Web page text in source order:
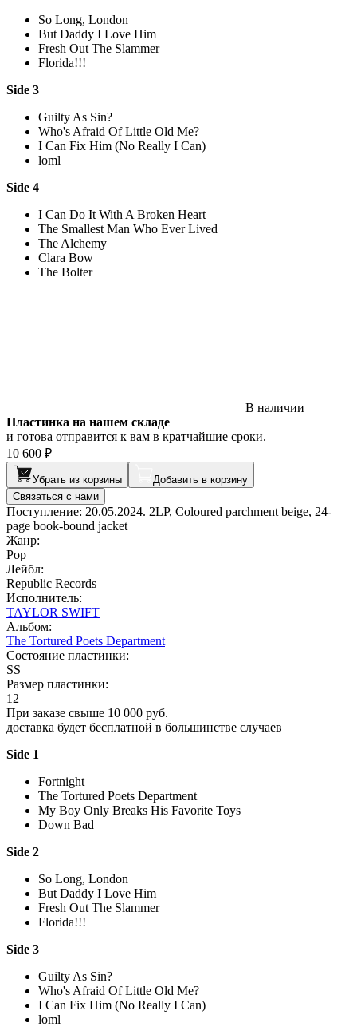
So Long, London
But Daddy I Love Him
Fresh Out The Slammer
Florida!!!
Side 3
Guilty As Sin?
Who's Afraid Of Little Old Me?
I Can Fix Him (No Really I Can)
loml
Side 4
I Can Do It With A Broken Heart
The Smallest Man Who Ever Lived
The Alchemy
Clara Bow
The Bolter
В наличии
Пластинка на нашем складе
и готова отправится к вам в кратчайшие сроки.
10 600 ₽
Убрать из корзины
Добавить в корзину
Связаться с нами
Поступление: 20.05.2024. 2LP, Coloured parchment beige, 24-
page book-bound jacket
Жанр:
Pop
Лейбл:
Republic Records
Исполнитель:
TAYLOR SWIFT
Альбом:
The Tortured Poets Department
Состояние пластинки:
SS
Размер пластинки:
12
При заказе свыше 10 000 руб.
доставка будет бесплатной в большинстве случаев
Side 1
Fortnight
The Tortured Poets Department
My Boy Only Breaks His Favorite Toys
Down Bad
Side 2
So Long, London
But Daddy I Love Him
Fresh Out The Slammer
Florida!!!
Side 3
Guilty As Sin?
Who's Afraid Of Little Old Me?
I Can Fix Him (No Really I Can)
loml